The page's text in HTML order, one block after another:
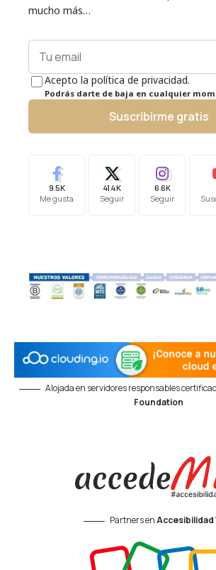
mucho más…
Acepto la política de privacidad.
Podrás darte de baja en cualquier
Suscribirme gratis
9.5K
Me gusta
41.4K
Seguir
6.6K
Seguir
Alojada en servidores responsables
Foundation
Partners enAccesibilidad